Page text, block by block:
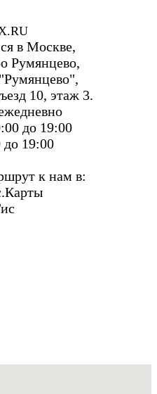
в Москве,
Румянцево,
10, этаж 3.
до 19:00
до 19:00
к нам в: